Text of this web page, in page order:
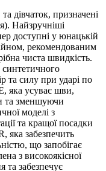
дівчаток, призначені
Найзручніші
доступні у юнацькій
рекомендованим
чиста швидкість.
синтетичного
та силу при ударі по
яка усуває шви,
та зменшуючи
моделі з
та кращої посадки
яка забезпечить
що запобігає
з високоякісної
забезпечує